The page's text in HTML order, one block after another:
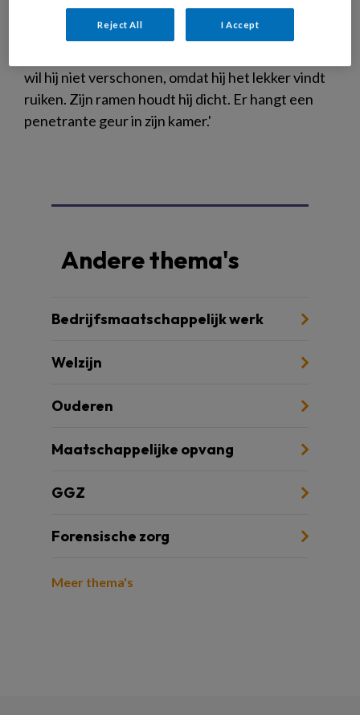
onderhouden, opruimen, afwassen en
schoonhouden doet hij niet. Hij is verslaafd aan
wil hij niet verschonen, omdat hij het lekker vindt
ruiken. Zijn ramen houdt hij dicht. Er hangt een
penetrante geur in zijn kamer.'
Andere thema's
Bedrijfsmaatschappelijk werk
Welzijn
Ouderen
Maatschappelijke opvang
GGZ
Forensische zorg
Meer thema's
Reject All I Accept